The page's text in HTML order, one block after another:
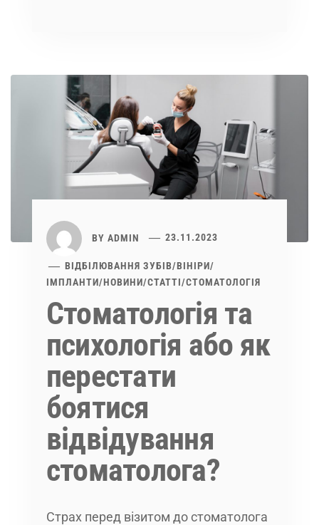
BY ADMIN 23.11.2023
ВІДБІЛЮВАННЯ ЗУБІВ/ВІНІРИ/
ІМПЛАНТИ/НОВИНИ/СТАТТІ/СТОМАТОЛОГІЯ
Стоматологія та
психологія або як
перестати
боятися
відвідування
стоматолога?
Страх перед візитом до стоматолога